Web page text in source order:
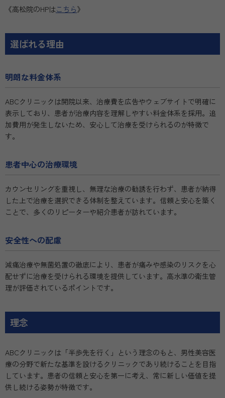
《高松院のHPはこちら》
選ばれる理由
明朗な料金体系
ABCクリニックは開院以来、治療費を広告やウェブサイトで明確に
表示しており、患者が治療内容を理解しやすい料金体系を採用。追
加費用が発生しないため、安心して治療を受けられるのが特徴で
す。
患者中心の治療環境
カウンセリングを重視し、無理な治療の勧誘を行わず、患者が納得
した上で治療を選択できる体制を整えています。信頼と安心を築く
ことで、多くのリピーターや紹介患者が訪れています。
安全性への配慮
減痛治療や無菌処置の徹底により、患者が痛みや感染のリスクを心
配せずに治療を受けられる環境を提供しています。高水準の衛生管
理が評価されているポイントです。
理念
ABCクリニックは「半歩先を行く」という理念のもと、男性美容医
療の分野で新たな基準を設けるクリニックであり続けることを目指
しています。患者の信頼と安心を第一に考え、常に新しい価値を提
供し続ける姿勢が特徴です。